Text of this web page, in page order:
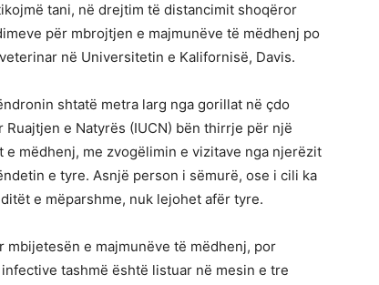
tani, në drejtim të distancimit shoqëror
për mbrojtjen e majmunëve të mëdhenj po
në Universitetin e Kalifornisë, Davis.
shtatë metra larg nga gorillat në çdo
e Natyrës (IUCN) bën thirrje për një
mëdhenj, me zvogëlimin e vizitave nga njerëzit
e tyre. Asnjë person i sëmurë, ose i cili ka
e mëparshme, nuk lejohet afër tyre.
mbijetesën e majmunëve të mëdhenj, por
tashmë është listuar në mesin e tre